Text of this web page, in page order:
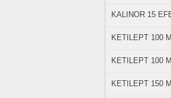
KALINOR 15
KETILEPT 100
KETILEPT 100
KETILEPT 150